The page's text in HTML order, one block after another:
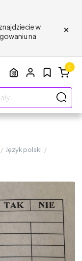
w
na
×
0
/ Język polski /